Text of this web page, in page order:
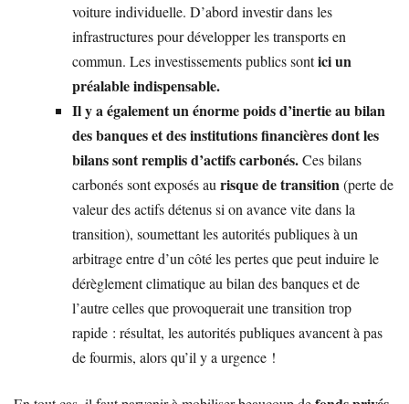
voiture individuelle. D’abord investir dans les
infrastructures pour développer les transports en
commun. Les investissements publics sontici un
préalable indispensable.
Il y a également un énorme poids d’inertie au bilan
des banques et des institutions financières dont les
bilans sont remplis d’actifs carbonés.Ces bilans
carbonés sont exposés au risque de transition(perte de
valeur des actifs détenus si on avance vite dans la
transition), soumettant les autorités publiques à un
arbitrage entre d’un côté les pertes que peut induire le
dérèglement climatique au bilan des banques et de
l’autre celles que provoquerait une transition trop
rapide : résultat, les autorités publiques avancent à pas
de fourmis, alors qu’il y a urgence !